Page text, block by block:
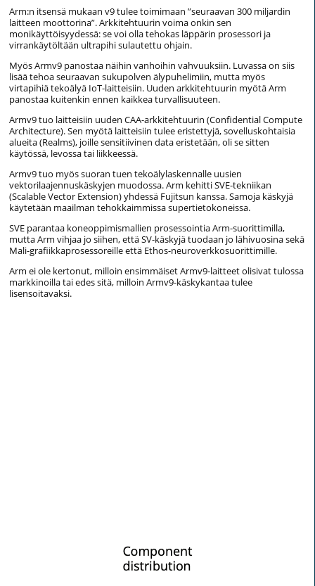
Arm:n itsensä mukaan v9 tulee toimimaan ”seuraavan 300 miljardin
laitteen moottorina”. Arkkitehtuurin voima onkin sen
monikäyttöisyydessä: se voi olla tehokas läppärin prosessori ja
virrankäytöltään ultrapihi sulautettu ohjain.
Myös Armv9 panostaa näihin vanhoihin vahvuuksiin. Luvassa on siis
lisää tehoa seuraavan sukupolven älypuhelimiin, mutta myös
virtapihiä tekoälyä IoT-laitteisiin. Uuden arkkitehtuurin myötä Arm
panostaa kuitenkin ennen kaikkea turvallisuuteen.
Armv9 tuo laitteisiin uuden CAA-arkkitehtuurin (Confidential Compute
Architecture). Sen myötä laitteisiin tulee eristettyjä, sovelluskohtaisia
alueita (Realms), joille sensitiivinen data eristetään, oli se sitten
käytössä, levossa tai liikkeessä.
Armv9 tuo myös suoran tuen tekoälylaskennalle uusien
vektorilaajennuskäskyjen muodossa. Arm kehitti SVE-tekniikan
(Scalable Vector Extension) yhdessä Fujitsun kanssa. Samoja käskyjä
käytetään maailman tehokkaimmissa supertietokoneissa.
SVE parantaa koneoppimismallien prosessointia Arm-suorittimilla,
mutta Arm vihjaa jo siihen, että SV-käskyjä tuodaan jo lähivuosina sekä
Mali-grafiikkaprosessoreille että Ethos-neuroverkkosuorittimille.
Arm ei ole kertonut, milloin ensimmäiset Armv9-laitteet olisivat tulossa
markkinoilla tai edes sitä, milloin Armv9-käskykantaa tulee
lisensoitavaksi.